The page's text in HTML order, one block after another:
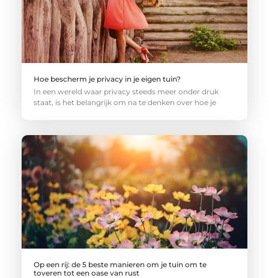
Hoe bescherm je privacy in je eigen tuin?
In een wereld waar privacy steeds meer onder druk
staat, is het belangrijk om na te denken over hoe je
Op een rij: de 5 beste manieren om je tuin om te
toveren tot een oase van rust